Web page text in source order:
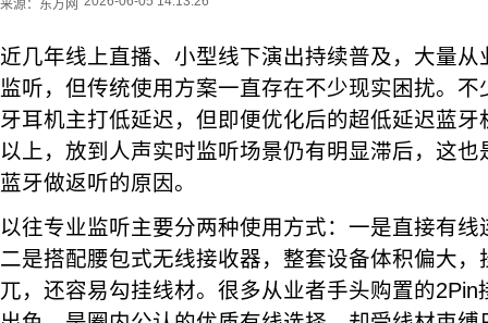
来源： 东方网
近几年线上直播、小型线下演出持续普及，大量
监听，但传统使用方案一直存在不少现实困扰。
牙耳机主打低延迟，但即便优化后的超低延迟蓝
以上，放到人声实时监听场景仍有明显滞后，这
蓝牙做返听的原因。
以往专业监听主要分两种使用方式：一是直接有
二是搭配腰包式无线接收器，整套设备体积偏大
兀，还容易勾挂线材。很多从业者手头购置的